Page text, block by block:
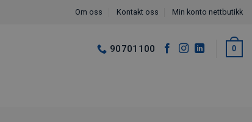
Om oss Kontakt oss Min konto nettbutikk
90701100 0